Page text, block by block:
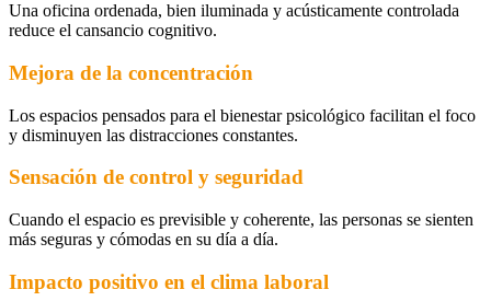
Una oficina ordenada, bien iluminada y acústicamente controlada
reduce el cansancio cognitivo.
Mejora de la concentración
Los espacios pensados para el bienestar psicológico facilitan el foco
y disminuyen las distracciones constantes.
Sensación de control y seguridad
Cuando el espacio es previsible y coherente, las personas se sienten
más seguras y cómodas en su día a día.
Impacto positivo en el clima laboral